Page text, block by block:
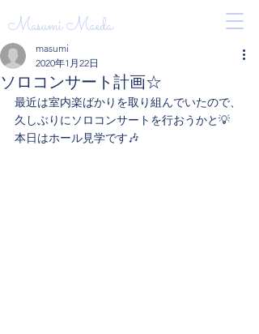
Masumi Maeda
ソロコンサート計画☆
masumi
2020年1月22日
最近は室内楽ばかりを取り組んでいたので、
久しぶりにソロコンサートを行おうかと💡
本日はホール見学です🎶